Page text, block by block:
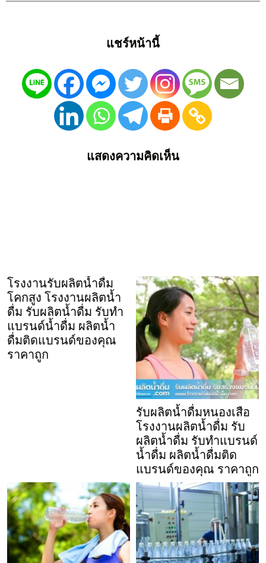
แชร์หน้านี้
แสดงความคิดเห็น
โรงงานรับผลิตน้ำดื่ม
โคกสูง โรงงานผลิตน้ำ
ดื่ม รับผลิตน้ำดื่ม รับทำ
แบรนด์น้ำดื่ม ผลิตน้ำ
ดื่มติดแบรนด์ของคุณ
ราคาถูก
รับผลิตน้ำดื่มหนองเสือ
โรงงานผลิตน้ำดื่ม รับ
ผลิตน้ำดื่ม รับทำแบรนด์
น้ำดื่ม ผลิตน้ำดื่มติด
แบรนด์ของคุณ ราคาถูก